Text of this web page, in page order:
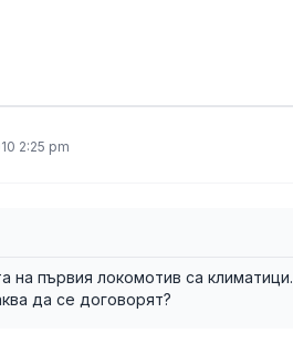
2:25 pm
на първия локомотив са климатици.
да се договорят?